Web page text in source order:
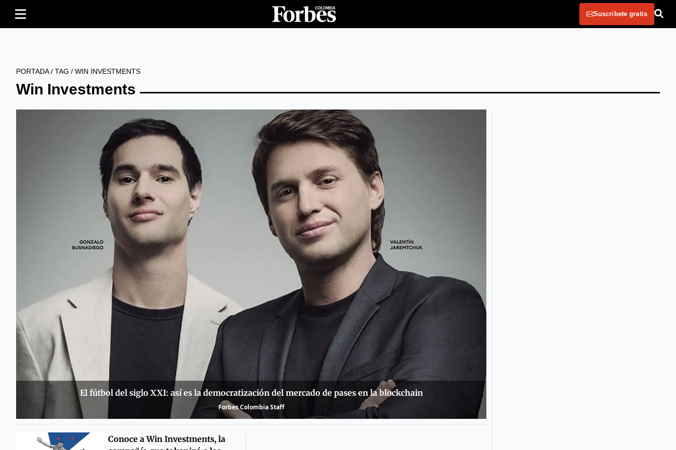
Suscribete gratis
PORTADA/ TAG / WIN INVESTMENTS
Win Investments
El fútbol del siglo XXI: así es la democratización del mercado de pases en la blockchain
Forbes Colombia Staff
Conoce a Win Investments, la